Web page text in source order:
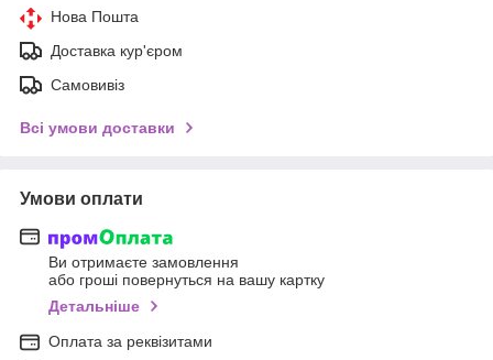
Нова Пошта
Доставка кур'єром
Самовивіз
Всі умови доставки
Умови оплати
Ви отримаєте замовлення
або гроші повернуться на вашу картку
Детальніше
Оплата за реквізитами